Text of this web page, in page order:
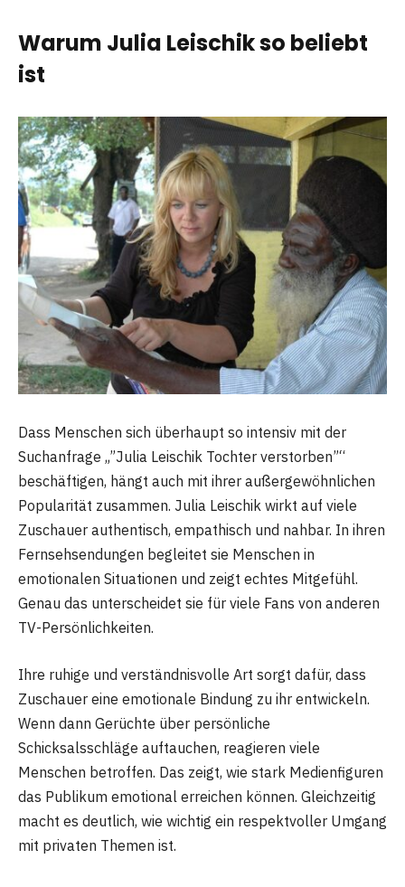
Warum Julia Leischik so beliebt
ist
Dass Menschen sich überhaupt so intensiv mit der
Suchanfrage „”Julia Leischik Tochter verstorben”“
beschäftigen, hängt auch mit ihrer außergewöhnlichen
Popularität zusammen. Julia Leischik wirkt auf viele
Zuschauer authentisch, empathisch und nahbar. In ihren
Fernsehsendungen begleitet sie Menschen in
emotionalen Situationen und zeigt echtes Mitgefühl.
Genau das unterscheidet sie für viele Fans von anderen
TV-Persönlichkeiten.
Ihre ruhige und verständnisvolle Art sorgt dafür, dass
Zuschauer eine emotionale Bindung zu ihr entwickeln.
Wenn dann Gerüchte über persönliche
Schicksalsschläge auftauchen, reagieren viele
Menschen betroffen. Das zeigt, wie stark Medienfiguren
das Publikum emotional erreichen können. Gleichzeitig
macht es deutlich, wie wichtig ein respektvoller Umgang
mit privaten Themen ist.